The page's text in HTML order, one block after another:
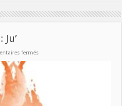
Ju’
fermés